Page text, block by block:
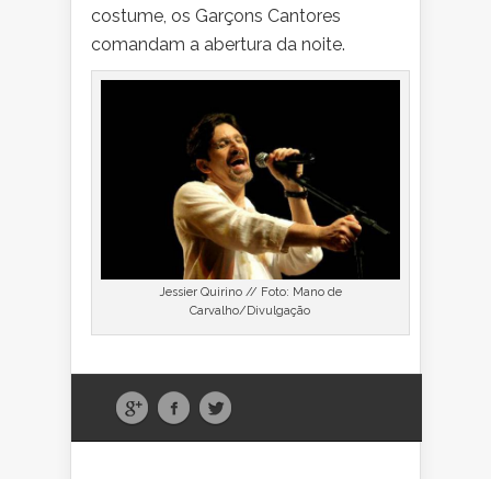
costume, os Garçons Cantores
comandam a abertura da noite.
Jessier Quirino // Foto: Mano de
Carvalho/Divulgação